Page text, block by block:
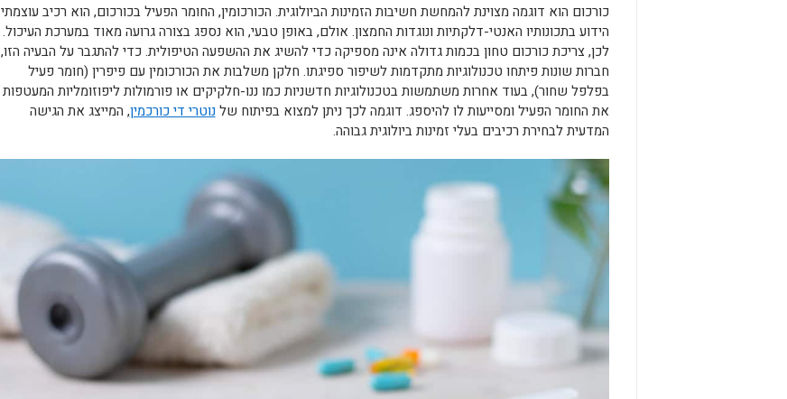
כורכום הוא דוגמה מצוינת להמחשת חשיבות הזמינות הביולוגית. הכורכומין, החומר הפעיל בכורכום, הוא רכיב עוצמתי
הידוע בתכונותיו האנטי-דלקתיות ונוגדות החמצון. אולם, באופן טבעי, הוא נספג בצורה גרועה מאוד במערכת העיכול.
לכן, צריכת כורכום טחון בכמות גדולה אינה מספיקה כדי להשיג את ההשפעה הטיפולית. כדי להתגבר על הבעיה הזו,
חברות שונות פיתחו טכנולוגיות מתקדמות לשיפור ספיגתו. חלקן משלבות את הכורכומין עם פיפרין (חומר פעיל
בפלפל שחור), בעוד אחרות משתמשות בטכנולוגיות חדשניות כמו ננו-חלקיקים או פורמולות ליפוזומליות המעטפות
את החומר הפעיל ומסייעות לו להיספג. דוגמה לכך ניתן למצוא בפיתוח שלנוטרי די כורכמין, המייצג את הגישה
המדעית לבחירת רכיבים בעלי זמינות ביולוגית גבוהה.